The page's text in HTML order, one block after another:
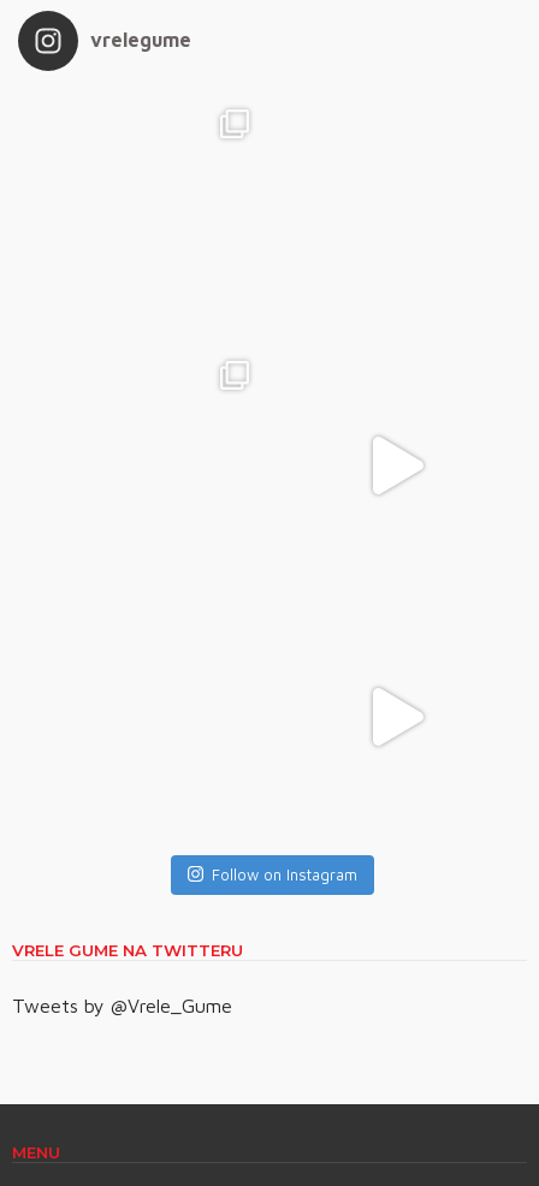
vrelegume
Follow on Instagram
VRELE GUME NA TWITTERU
Tweets by @Vrele_Gume
MENU